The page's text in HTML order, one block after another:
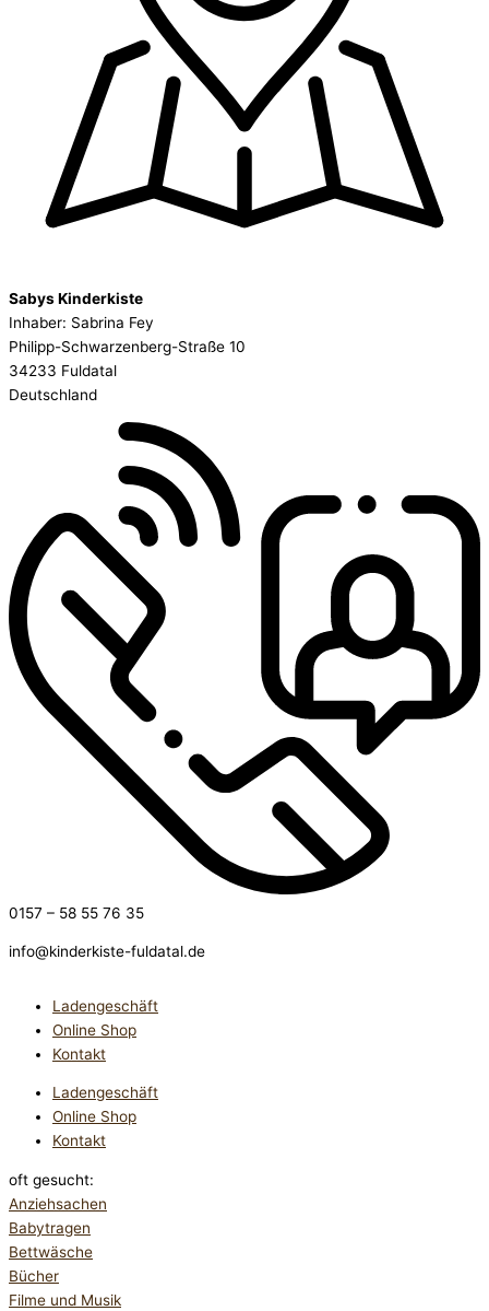
Sabys Kinderkiste
Inhaber: Sabrina Fey
Philipp-Schwarzenberg-Straße 10
34233 Fuldatal
Deutschland
0157 – 58 55 76 35
info@kinderkiste-fuldatal.de
Ladengeschäft
Online Shop
Kontakt
Ladengeschäft
Online Shop
Kontakt
oft gesucht:
Anziehsachen
Babytragen
Bettwäsche
Bücher
Filme und Musik